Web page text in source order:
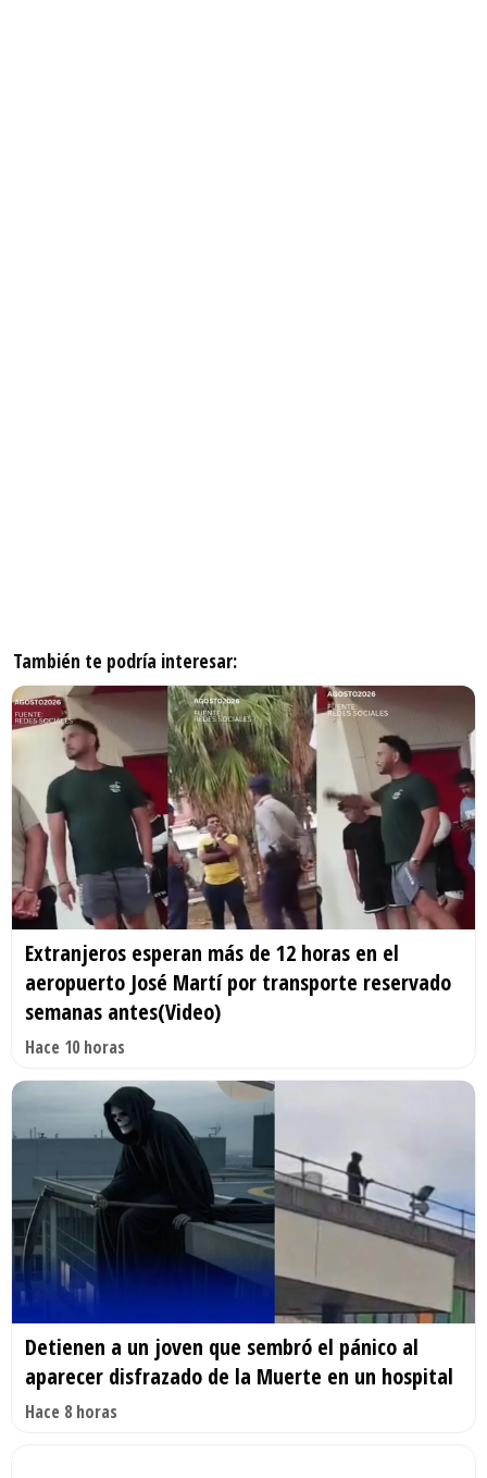
También te podría interesar:
Extranjeros esperan más de 12 horas en el
aeropuerto José Martí por transporte reservado
semanas antes(Video)
Hace 10 horas
Detienen a un joven que sembró el pánico al
aparecer disfrazado de la Muerte en un hospital
Hace 8 horas